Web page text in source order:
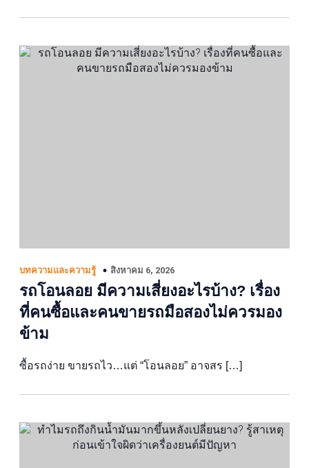
บทความและความรู้ สิงหาคม 6, 2026
รถโอนลอย มีความเสี่ยงอะไรบ้าง? เรื่อง
ที่คนซื้อและคนขายรถมือสองไม่ควรมอง
ข้าม
ซื้อรถง่าย ขายรถไว…แต่ “โอนลอย” อาจสร […]